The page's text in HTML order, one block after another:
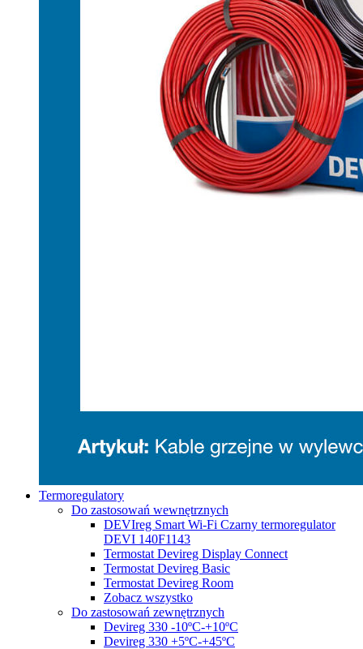
Termoregulatory
Do zastosowań wewnętrznych
DEVIreg Smart Wi-Fi Czarny termoregulator
DEVI 140F1143
Termostat Devireg Display Connect
Termostat Devireg Basic
Termostat Devireg Room
Zobacz wszystko
Do zastosowań zewnętrznych
Devireg 330 -10ºC-+10ºC
Devireg 330 +5ºC-+45ºC